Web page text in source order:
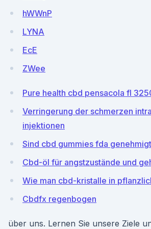
hWWnP
LYNA
EcE
ZWee
Pure health cbd pensacola fl
Verringerung der schmerzen
injektionen
Sind cbd gummies fda genehmigt
Cbd-öl für angstzustände und
Wie man cbd-kristalle in
Cbdfx regenbogen
über uns. Lernen Sie unsere Ziele